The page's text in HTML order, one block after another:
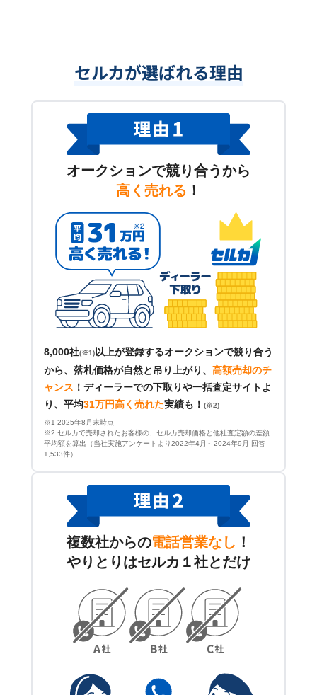
セルカが選ばれる理由
オークションで競り合うから
高く売れる ！
8,000社(※1) 以上が登録するオークションで競り合う
から、落札価格が自然と吊り上がり、 高額売却のチ
ャンス ！ ディーラーでの下取りや一括査定サイトよ
り、平均31万円高く売れた実績も！ (※2)
※1 2025年8月末時点
※2 セルカで売却されたお客様の、セルカ売却価格と他社査定額の差額
平均額を算出（当社実施アンケートより2022年4月～2024年9月 回答
1,533件）
複数社からの電話営業なし ！
やりとりはセルカ１社とだけ